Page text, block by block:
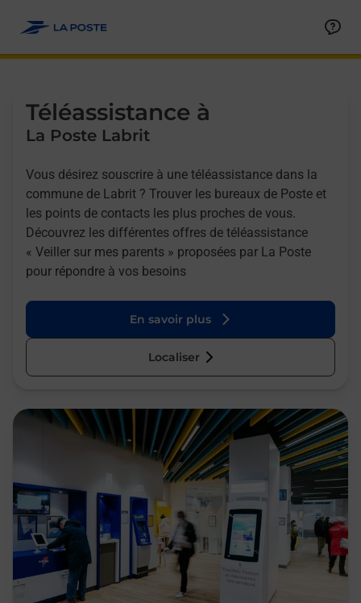
Téléassistance à
La Poste Labrit
Vous désirez souscrire à une téléassistance dans la
commune de Labrit ? Trouver les bureaux de Poste et
les points de contacts les plus proches de vous.
Découvrez les différentes offres de téléassistance
« Veiller sur mes parents » proposées par La Poste
pour répondre à vos besoins
En savoir plus
Localiser